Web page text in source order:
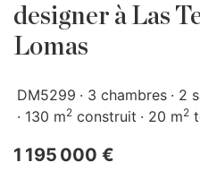
designer à Las
Lomas
DM5299 3 chambres
2
130 m2 construit 20 m2
1 195 000 €